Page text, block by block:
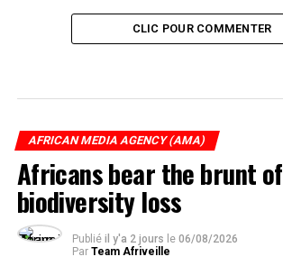
CLIC POUR COMMENTER
AFRICAN MEDIA AGENCY (AMA)
Africans bear the brunt of
biodiversity loss
Publié il y'a 2 jours le 06/08/2026
Par Team Afriveille